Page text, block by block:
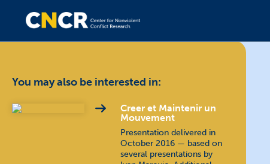
You may also be interested in:
Creer et Maintenir un
Mouvement
Presentation delivered in
October 2016 — based on
several presentations by